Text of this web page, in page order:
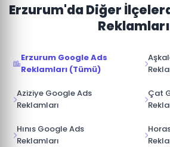
Erzurum'da Diğer
Reklamları
Erzurum Google Ads
Reklamları (Tümü)
Aziziye Google Ads
Reklamları
Çat
Hınıs Google Ads
Reklamları